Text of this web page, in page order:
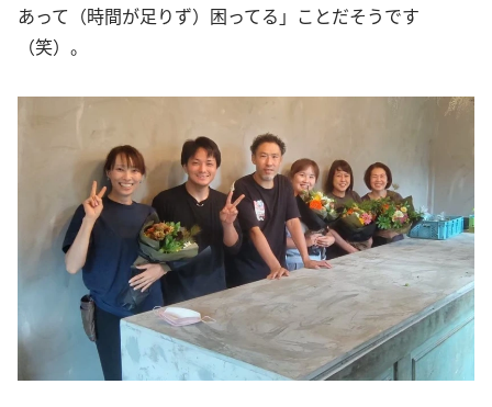
あって（時間が足りず）困ってる」ことだそうです
（笑）。